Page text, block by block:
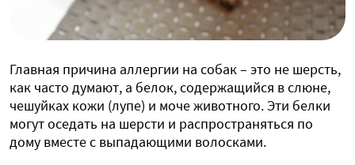
Главная причина аллергии на собак – это не шерсть,
как часто думают, а белок, содержащийся в слюне,
чешуйках кожи (лупе) и моче животного. Эти белки
могут оседать на шерсти и распространяться по
дому вместе с выпадающими волосками.